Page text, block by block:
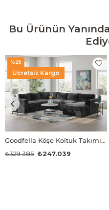
Bu Ürünün
Goodfella Köşe Koltuk Takımı (4 Modül)
₺247.039
₺329.385
Ücretsiz Kargo
%25